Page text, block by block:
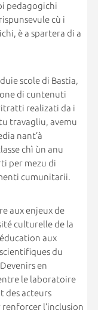
pedagogichi
cù i
è a spartera di a
scole di Bastia,
di cuntenuti
realizati da i
travagliu, avemu
nant’à
chì ùn anu
per mezu di
cumunitarii.
aux enjeux de
culturelle de la
aux
du
en
le laboratoire
des acteurs
l’inclusion